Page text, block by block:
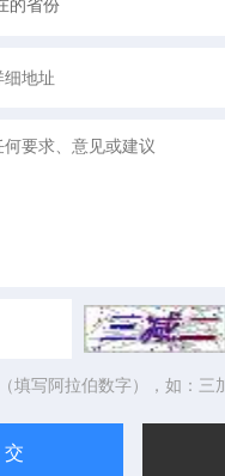
填写阿拉伯数字），如：三